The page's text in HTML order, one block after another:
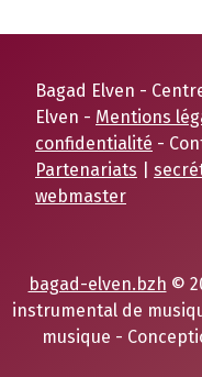
Bagad Elven -
Elven - Mentions
confidentialité -
Partenariats
webmaster
bagad-elven.bzh ©
instrumental de
musique -